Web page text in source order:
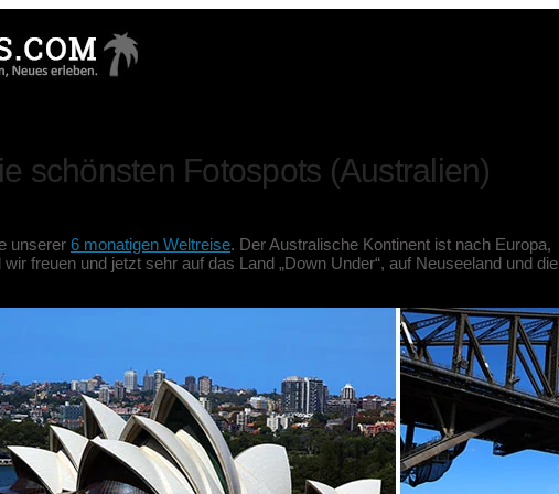
schönsten Fotospots (Australien)
unserer 6 monatigen Weltreise. Der Australische Kontinent ist nach Europa,
wir freuen und jetzt sehr auf das Land „Down Under“, auf Neuseeland und die